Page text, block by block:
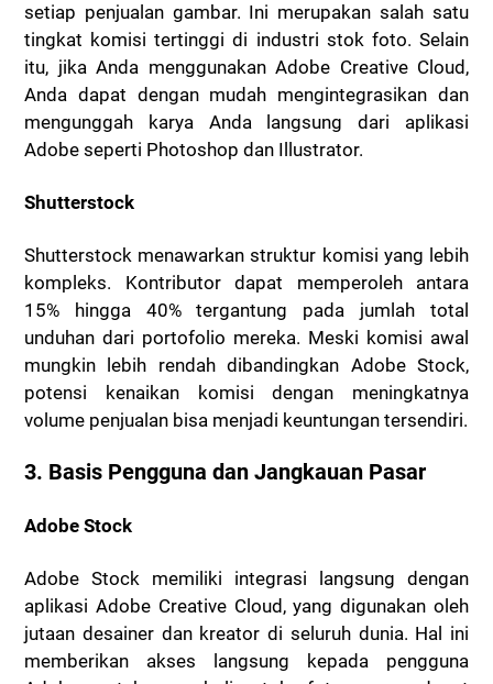
setiap penjualan gambar. Ini merupakan salah satu
tingkat komisi tertinggi di industri stok foto. Selain
itu, jika Anda menggunakan Adobe Creative Cloud,
Anda dapat dengan mudah mengintegrasikan dan
mengunggah karya Anda langsung dari aplikasi
Adobe seperti Photoshop dan Illustrator.
Shutterstock
Shutterstock menawarkan struktur komisi yang lebih
kompleks. Kontributor dapat memperoleh antara
15% hingga 40% tergantung pada jumlah total
unduhan dari portofolio mereka. Meski komisi awal
mungkin lebih rendah dibandingkan Adobe Stock,
potensi kenaikan komisi dengan meningkatnya
volume penjualan bisa menjadi keuntungan tersendiri.
3. Basis Pengguna dan Jangkauan Pasar
Adobe Stock
Adobe Stock memiliki integrasi langsung dengan
aplikasi Adobe Creative Cloud, yang digunakan oleh
jutaan desainer dan kreator di seluruh dunia. Hal ini
memberikan akses langsung kepada pengguna